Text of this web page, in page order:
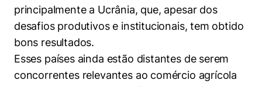
principalmente a Ucrânia, que, apesar dos
desafios produtivos e institucionais, tem obtido
bons resultados.
Esses países ainda estão distantes de serem
concorrentes relevantes ao comércio agrícola